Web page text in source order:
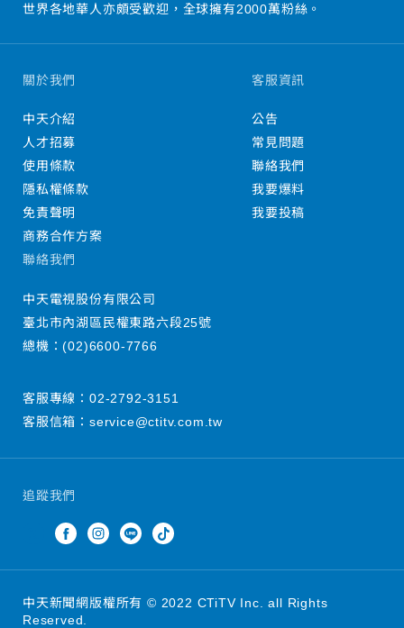
世界各地華人亦頗受歡迎，全球擁有2000萬粉絲。
追蹤我們
關於我們
中天介紹
人才招募
使用條款
隱私權條款
免責聲明
商務合作方案
客服資訊
公告
常見問題
聯絡我們
我要爆料
我要投稿
聯絡我們
中天電視股份有限公司
臺北市內湖區民權東路六段25號
總機：(02)6600-7766
客服專線： 02-2792-3151
客服信箱： service@ctitv.com.tw
中天新聞網版權所有 © 2022 CTiTV Inc. all Rights
Reserved.